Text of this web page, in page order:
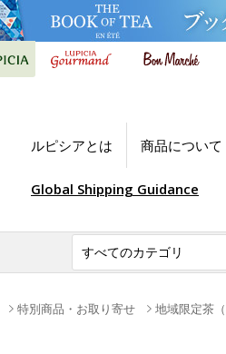
ルピシアとは 商品について
Global Shipping Guidance
特別商品・お取り寄せ 地域限定茶